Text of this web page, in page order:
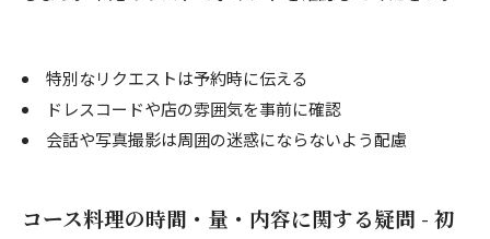
特別なリクエストは予約時に伝える
ドレスコードや店の雰囲気を事前に確認
会話や写真撮影は周囲の迷惑にならないよう配慮
コース料理の時間・量・内容に関する疑問 - 初